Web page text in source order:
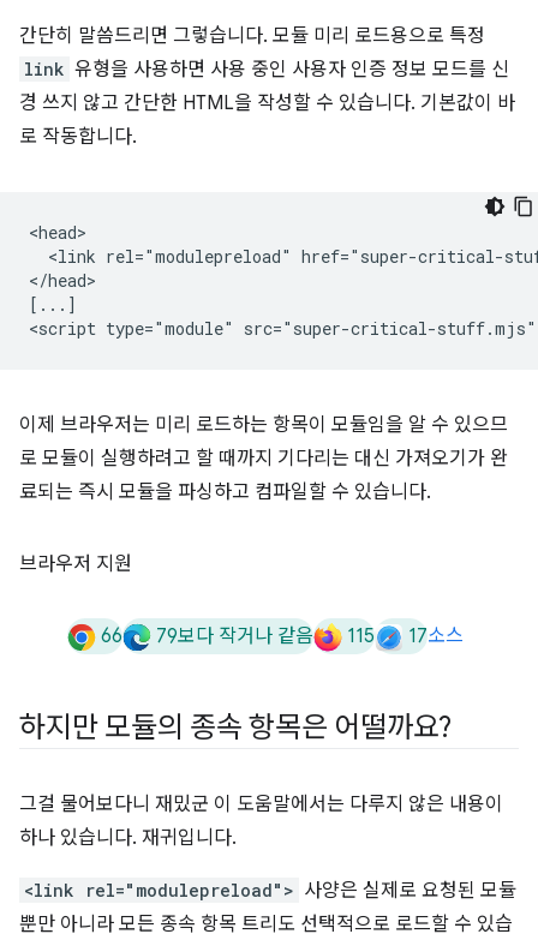
간단히 말씀드리면 그렇습니다. 모듈 미리 로드용으로 특정
link 유형을 사용하면 사용 중인 사용자 인증 정보 모드를 신
경 쓰지 않고 간단한 HTML을 작성할 수 있습니다. 기본값이 바
로 작동합니다.
<head>
<link rel="modulepreload" href="super-critical-
</head>
[...]
이제 브라우저는 미리 로드하는 항목이 모듈임을 알 수 있으므
로 모듈이 실행하려고 할 때까지 기다리는 대신 가져오기가 완
료되는 즉시 모듈을 파싱하고 컴파일할 수 있습니다.
브라우저 지원
66 79보다 작거나 같음 115 17소스
하지만 모듈의 종속 항목은 어떨까요?
그걸 물어보다니 재밌군 이 도움말에서는 다루지 않은 내용이
하나 있습니다. 재귀입니다.
<link rel="modulepreload"> 사양은 실제로 요청된 모듈
뿐만 아니라 모든 종속 항목 트리도 선택적으로 로드할 수 있습